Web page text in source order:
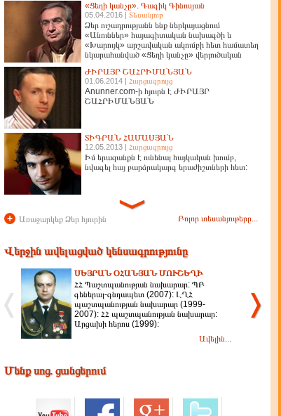
«Ցեղի կանչը». Գագիկ Գինոսյան
05.04.2016 | Տեսանյութ
Ձեր ուշադրությանն ենք ներկայացնում
«Անուններ» հայագիտական նախագծի և
«Խարույկ» արշավական ակումբի հետ համատեղ
նկարահանված «Ցեղի կանչը» վերլուծական
ԺԻՐԱՅՐ ՇԱՀՐԻՄԱՆՅԱՆ
01.06.2014 | Հարցազրույց
Anunner.com-ի հյուրն է ԺԻՐԱՅՐ
ՇԱՀՐԻՄԱՆՅԱՆ
ՏԻԳՐԱՆ ՀԱՄԱՍՅԱՆ
12.05.2013 | Հարցազրույց
Իմ երազանքն է ունենալ հայկական խումբ,
նվագել հայ բարձրակարգ երաժիշտների հետ:
+ Առաջարկեք Ձեր հյուրին Բոլոր տեսանյութերը...
Վերջին ավելացված կենսագրությունը
ՍԵՅՐԱՆ ՕՀԱՆՅԱՆ ՄՈՒՇԵՂԻ
ՀՀ Պաշտպանության նախարար: ՊԲ
գեներալ-գնդապետ (2007): ԼՂՀ
պաշտպանության նախարար (1999-
2007): ՀՀ պաշտպանության նախարար:
Արցախի հերոս (1999):
Ավելին...
Մենք սոց. ցանցերում